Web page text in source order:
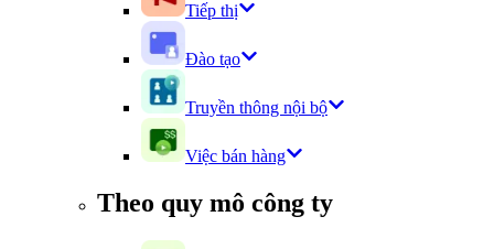
Tiếp thị
Đào tạo
Truyền thông nội bộ
Việc bán hàng
Theo quy mô công ty